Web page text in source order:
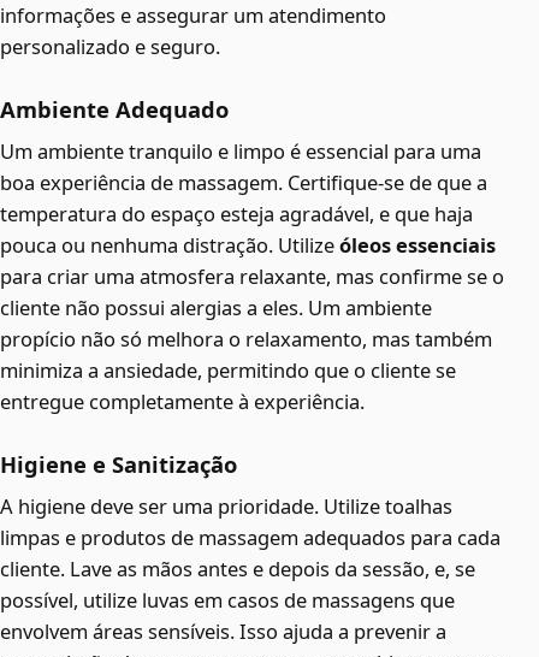
informações e assegurar um atendimento
personalizado e seguro.
Ambiente Adequado
Um ambiente tranquilo e limpo é essencial para uma
boa experiência de massagem. Certifique-se de que a
temperatura do espaço esteja agradável, e que haja
pouca ou nenhuma distração. Utilizeóleos essenciais
para criar uma atmosfera relaxante, mas confirme se o
cliente não possui alergias a eles. Um ambiente
propício não só melhora o relaxamento, mas também
minimiza a ansiedade, permitindo que o cliente se
entregue completamente à experiência.
Higiene e Sanitização
A higiene deve ser uma prioridade. Utilize toalhas
limpas e produtos de massagem adequados para cada
cliente. Lave as mãos antes e depois da sessão, e, se
possível, utilize luvas em casos de massagens que
envolvem áreas sensíveis. Isso ajuda a prevenir a